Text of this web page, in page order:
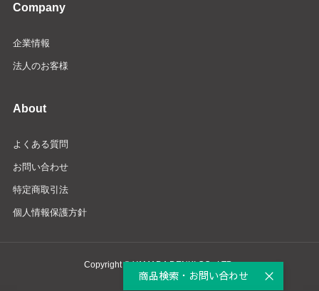
Company
企業情報
法人のお客様
About
よくある質問
お問い合わせ
特定商取引法
個人情報保護方針
Copyright © YAMADA DENKI CO., LTD.
商品検索・お問い合わせ